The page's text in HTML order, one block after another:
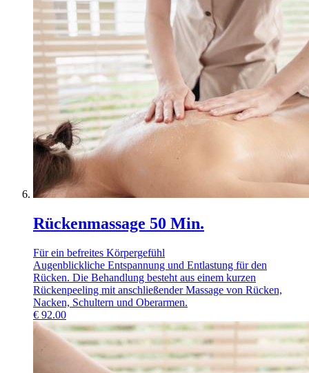
Rückenmassage 50 Min.
Für ein befreites Körpergefühl
Augenblickliche Entspannung und Entlastung für den
Rücken. Die Behandlung besteht aus einem kurzen
Rückenpeeling mit anschließender Massage von Rücken,
Nacken, Schultern und Oberarmen.
€ 92.00